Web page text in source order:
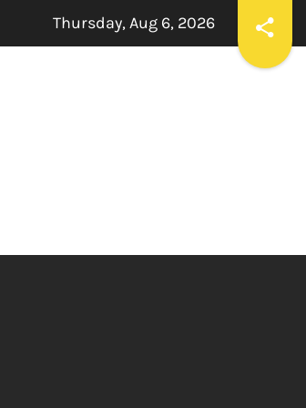
ਸਪੀਕਰ ਇਹ ਯਕੀਨੀ ਬਣਾਉਣ ਕਿ ਇਕਪੱਖੀ ਰਾਜਨੀਤੀ ਤੱਥਾਂ
Thursday, Aug 6, 2026